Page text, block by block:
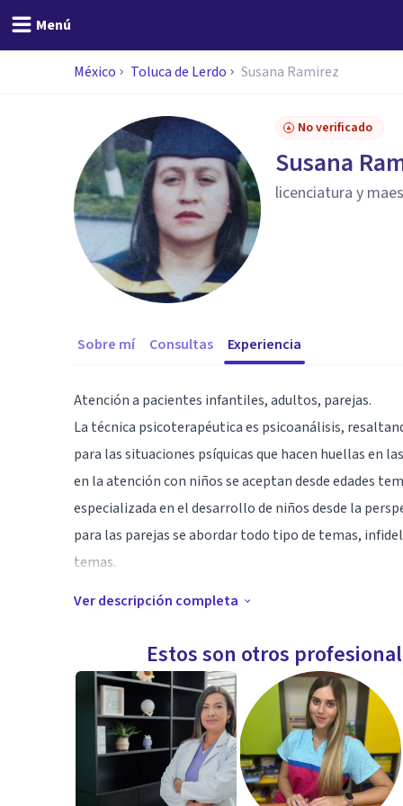
Menú
México Toluca de Lerdo Susana Ramirez
No verificado
Susana
licenciatura y
Sobre mí Consultas Experiencia
Atención a pacientes infantiles, adultos, parejas.
La técnica psicoterapéutica es psicoanálisis,
para las situaciones psíquicas que hacen huellas en
en la atención con niños se aceptan desde edades
especializada en el desarrollo de niños desde la
para las parejas se abordar todo tipo de temas,
temas.
Especialidad
Todo eso tiene una lógica, y en el psicoanálisis se
Y cuando se escucha, puede transformarse.
Empieza tu análisis.
No hace falta saber cómo ni para qué. Solo desearlo.
Después, el deseo hace lo suyo.
Sesiones online comunicate.
Ver descripción completa
Estos son otros